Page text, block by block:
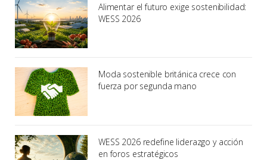
Alimentar el futuro exige sostenibilidad:
WESS 2026
Moda sostenible británica crece con
fuerza por segunda mano
WESS 2026 redefine liderazgo y acción
en foros estratégicos